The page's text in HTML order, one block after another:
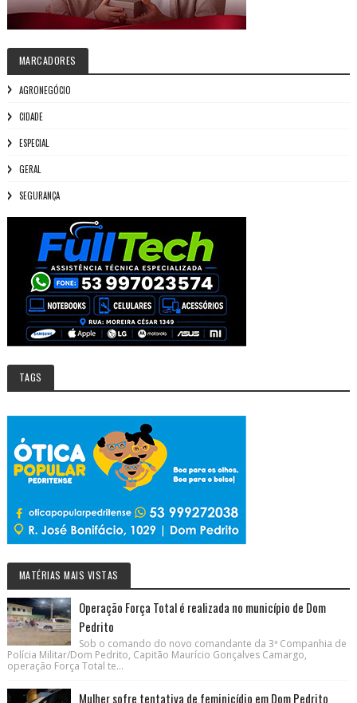
MARCADORES
AGRONEGÓCIO
CIDADE
ESPECIAL
GERAL
SEGURANÇA
TAGS
MATÉRIAS MAIS VISTAS
Operação Força Total é realizada no município de Dom
Pedrito
Sob o comando do novo comandante da 3ª Companhia de
Polícia Militar/Dom Pedrito, Capitão Maurício Gonçalves Camargo,
operação Força Total te...
Mulher sofre tentativa de feminicídio em Dom Pedrito